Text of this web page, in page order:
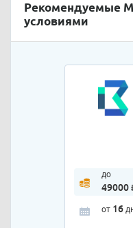
Рекомендуемые
условиями
до
49000
от 16